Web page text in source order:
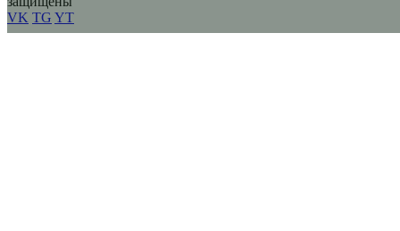
VK TG YT